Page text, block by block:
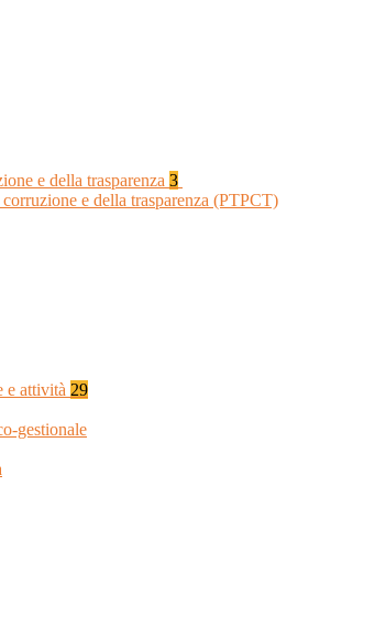
e della trasparenza 3
e della trasparenza (PTPCT)
e attività 29
gestionale